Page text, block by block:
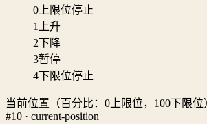
0 上限位停止
1
上升
2下降
3暂停
4下限位停止
当前位置（百分比：0上限位，100下限位
#10 · current-position